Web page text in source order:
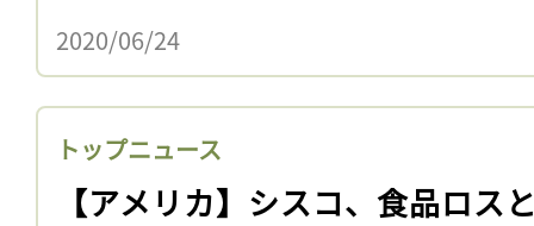
2020/06/24
トップニュース
【アメリカ】シスコ、食品ロス